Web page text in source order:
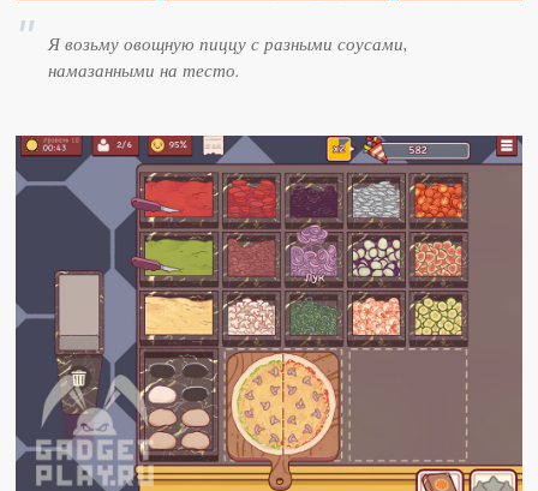
Я возьму овощную пиццу с разными соусами,
намазанными на тесто.